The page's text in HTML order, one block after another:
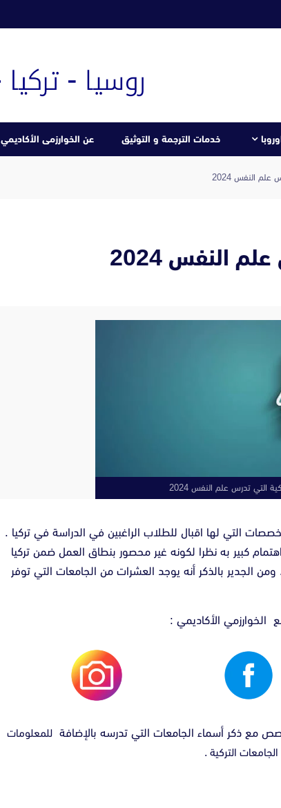
خدمات الترجمة و التوثيق عن الخوارزمى الأكاديمي
النفس 2024
النفس 2024
التي تدرس علم النفس 2024
التي لها اقبال للطلاب الراغبين في الدراسة في تركيا .
كبير به نظرا لكونه غير محصور بنطاق العمل ضمن تركيا
الجدير بالذكر أنه يوجد العشرات من الجامعات التي توفر
الخوارزمي الأكاديمي :
مع ذكر أسماء الجامعات التي تدرسه بالإضافة للمعلومات
التركية .